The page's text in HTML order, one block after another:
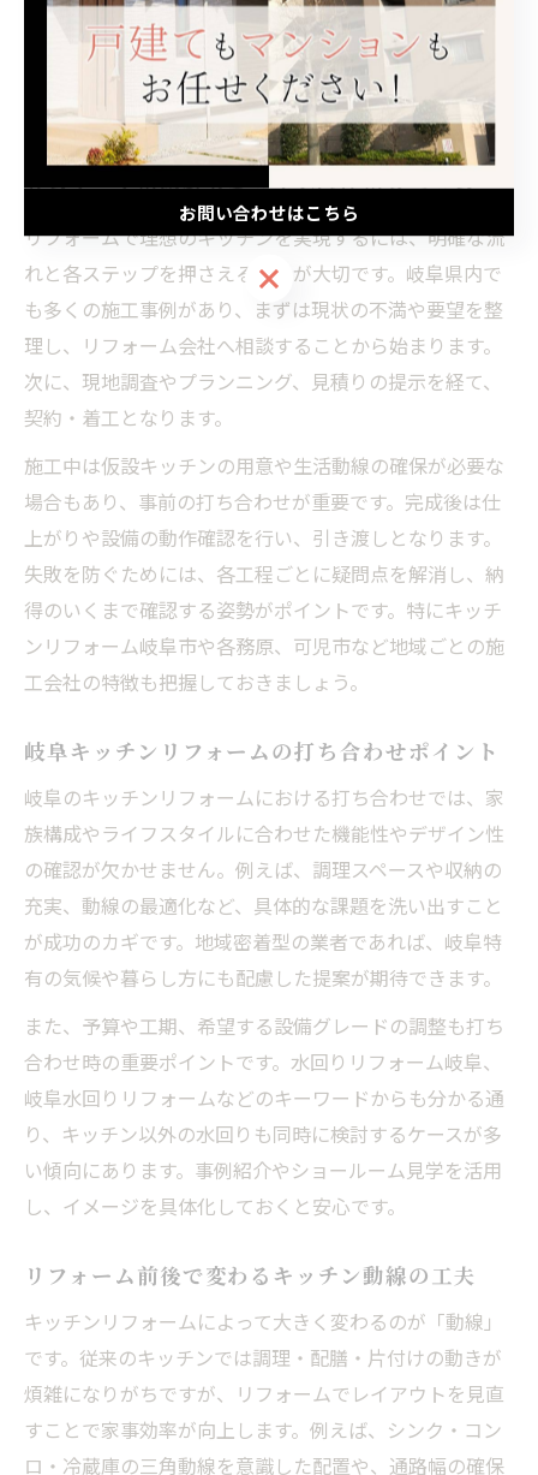
理想のキッチンを叶えるリフォー
ムの流れ
リフォームの流れとキッチン完成のステップ
リフォームで理想のキッチンを実現するには、明確な流
れと各ステップを押さえることが大切です。岐阜県内で
も多くの施工事例があり、まずは現状の不満や要望を整
理し、リフォーム会社へ相談することから始まります。
次に、現地調査やプランニング、見積りの提示を経て、
契約・着工となります。
施工中は仮設キッチンの用意や生活動線の確保が必要な
場合もあり、事前の打ち合わせが重要です。完成後は仕
上がりや設備の動作確認を行い、引き渡しとなります。
失敗を防ぐためには、各工程ごとに疑問点を解消し、納
得のいくまで確認する姿勢がポイントです。特にキッチ
ンリフォーム岐阜市や各務原、可児市など地域ごとの施
工会社の特徴も把握しておきましょう。
岐阜キッチンリフォームの打ち合わせポイント
岐阜のキッチンリフォームにおける打ち合わせでは、家
族構成やライフスタイルに合わせた機能性やデザイン性
の確認が欠かせません。例えば、調理スペースや収納の
充実、動線の最適化など、具体的な課題を洗い出すこと
が成功のカギです。地域密着型の業者であれば、岐阜特
有の気候や暮らし方にも配慮した提案が期待できます。
また、予算や工期、希望する設備グレードの調整も打ち
合わせ時の重要ポイントです。水回りリフォーム岐阜、
岐阜水回りリフォームなどのキーワードからも分かる通
り、キッチン以外の水回りも同時に検討するケースが多
い傾向にあります。事例紹介やショールーム見学を活用
し、イメージを具体化しておくと安心です。
リフォーム前後で変わるキッチン動線の工夫
キッチンリフォームによって大きく変わるのが「動線」
です。従来のキッチンでは調理・配膳・片付けの動きが
煩雑になりがちですが、リフォームでレイアウトを見直
すことで家事効率が向上します。例えば、シンク・コン
ロ・冷蔵庫の三角動線を意識した配置や、通路幅の確保
お問い合わせはこちら
お問い合わせはこちら